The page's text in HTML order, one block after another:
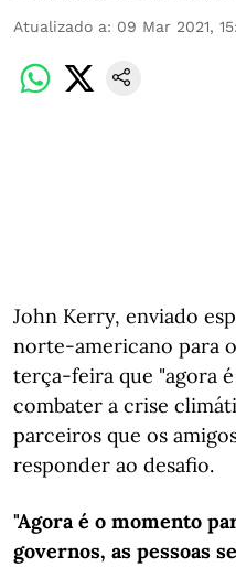
Atualizado a: 09 Mar 2021,
John Kerry, enviado
norte-americano para
terça-feira que "agora
combater a crise
parceiros que os
responder ao desafio.
"Agora é o momento
governos, as pessoas